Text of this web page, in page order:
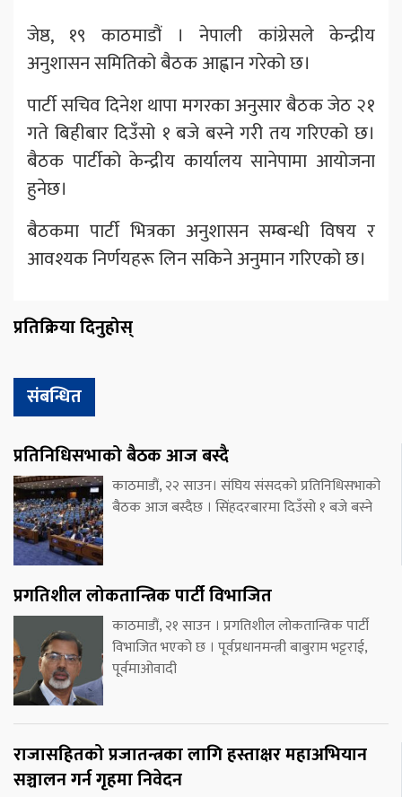
जेष्ठ, १९ काठमाडौं । नेपाली कांग्रेसले केन्द्रीय
अनुशासन समितिको बैठक आह्वान गरेको छ।
पार्टी सचिव दिनेश थापा मगरका अनुसार बैठक जेठ २१
गते बिहीबार दिउँसो १ बजे बस्ने गरी तय गरिएको छ।
बैठक पार्टीको केन्द्रीय कार्यालय सानेपामा आयोजना
हुनेछ।
बैठकमा पार्टी भित्रका अनुशासन सम्बन्धी विषय र
आवश्यक निर्णयहरू लिन सकिने अनुमान गरिएको छ।
प्रतिक्रिया दिनुहोस्
संबन्धित
प्रतिनिधिसभाको बैठक आज बस्दै
काठमाडौं, २२ साउन। संघिय संसदको प्रतिनिधिसभाको
बैठक आज बस्दैछ । सिंहदरबारमा दिउँसो १ बजे बस्ने
प्रगतिशील लोकतान्त्रिक पार्टी विभाजित
काठमाडौं, २१ साउन । प्रगतिशील लोकतान्त्रिक पार्टी
विभाजित भएको छ । पूर्वप्रधानमन्त्री बाबुराम भट्टराई,
पूर्वमाओवादी
राजासहितको प्रजातन्त्रका लागि हस्ताक्षर महाअभियान
सञ्चालन गर्न गृहमा निवेदन